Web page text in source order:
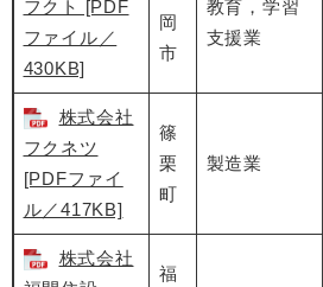
フクト [PDF
ファイル／
430KB]
岡
市
教育，学習
支援業
株式会社
フクネツ
[PDFファイ
ル／417KB]
篠
栗
町
製造業
株式会社
福